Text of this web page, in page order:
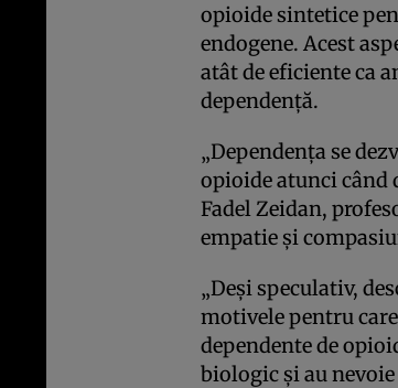
opioide sintetice
endogene. Acest
atât de eficiente ca
dependență.
„Dependența se
opioide atunci când
Fadel Zeidan,
empatie și
„Deși speculativ,
motivele pentru
dependente de
biologic și au